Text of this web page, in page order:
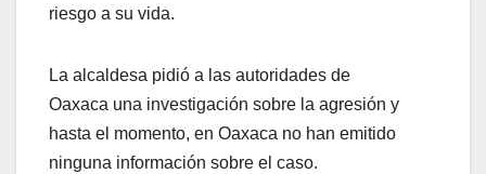
riesgo a su vida.
La alcaldesa pidió a las autoridades de
Oaxaca una investigación sobre la agresión y
hasta el momento, en Oaxaca no han emitido
ninguna información sobre el caso.